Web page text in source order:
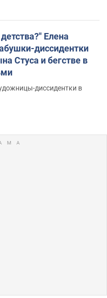
Елена
диссидентки
Стуса и бегстве в
диссидентки в